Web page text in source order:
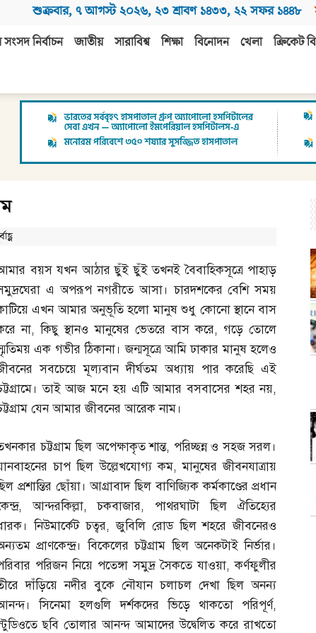
শুক্রবার, ৭ আগস্ট ২০২৬, ২৩ শ্রাবণ ১৪৩৩, ২২ সফর ১৪৪৮
নির্বাচন জাতীয় সারাবিশ্ব শিক্ষা বিনোদন খেলা ক্রিকেট
বয়স যখন আঠার ছুঁই ছুঁই তখনই বৈবাহিকসূত্রে পাহাড়
এ অপরূপ নগরীতে আসা। চারদশকের বেশি সময়
এখন আমার অনুভূতি হলো মানুষ শুধু কোনো স্থানে বাস
না,কিছু স্থানও মানুষের ভেতরে বাস করে,গড়ে তোলে
এক গভীর ঠিকানা। জন্মসূত্রে আমি ঢাকার মানুষ হলেও
সবচেয়ে মূল্যবান দীর্ঘতম অধ্যায় পার করেছি এই
তাই আজ মনে হয় এটি আমার বসবাসের শহর নয়,
যেন আমার জীবনের আরেক নাম।
চট্টগ্রাম ছিল অপেক্ষাকৃত শান্ত, পরিচ্ছন্ন ও সহজ সরল।
চাপ ছিল উল্লেখযোগ্য কম,মানুষের জীবনযাত্রায়
প্রশান্তির ছোঁয়া। আগ্রাবাদ ছিল বাণিজ্যিক কর্মকাণ্ডের প্রধান
,আন্দরকিল্লা,চকবাজার, পাথরঘাটা ছিল ঐতিহ্যের
নিউমার্কেট চত্বর,জুবিলি রোড ছিল শহরে জীবনেরও
প্রাণকেন্দ্র। বিকেলের চট্টগ্রাম ছিল অনেকটাই নির্ভার।
পরিজন নিয়ে পতেঙ্গা সমুদ্র সৈকতে যাওয়া,কর্ণফুলীর
দাঁড়িয়ে নদীর বুকে নৌযান চলাচল দেখা ছিল অনন্য
সিনেমা হলগুলি দর্শকদের ভিড়ে থাকতো পরিপূর্ণ,
ছবি তোলার আনন্দ আমাদের উদ্বেলিত করে রাখতো